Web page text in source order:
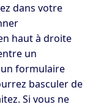
dans votre
haut à droite
un
formulaire
basculer de
Si vous ne